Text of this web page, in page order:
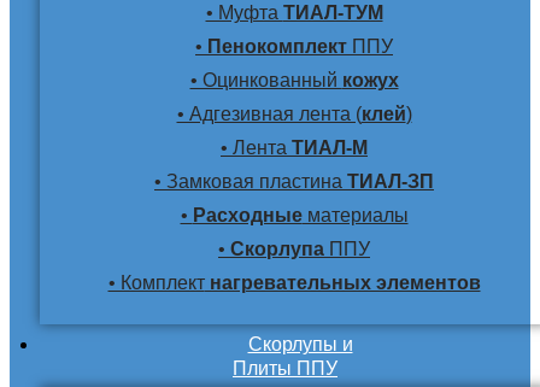
• Муфта ТИАЛ-ТУМ
• Пенокомплект ППУ
• Оцинкованный кожух
• Адгезивная лента (клей)
• Лента ТИАЛ-М
• Замковая пластина ТИАЛ-ЗП
• Расходныематериалы
• Скорлупа ППУ
• Комплектнагревательных элементов
Скорлупы и
Плиты ППУ